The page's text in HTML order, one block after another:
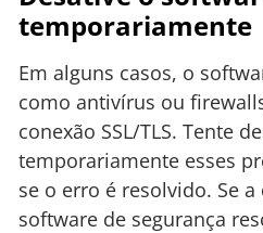
temporariamente
Em alguns casos, o
como antivírus ou
conexão SSL/TLS. Tente
temporariamente esses
se o erro é resolvido. Se
software de segurança